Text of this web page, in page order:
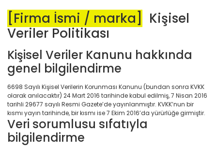
[Firma İsmi / marka]
Kişisel
Veriler Politikası
Kişisel Veriler Kanunu hakkında
genel bilgilendirme
6698 Sayılı Kişisel Verilerin Korunması Kanunu (bundan sonra KVKK
olarak anılacaktır) 24 Mart 2016 tarihinde kabul edilmiş, 7 Nisan 2016
tarihli 29677 sayılı Resmi Gazete’de yayınlanmıştır. KVKK’nun bir
kısmı yayın tarihinde, bir kısmı ise 7 Ekim 2016’da yürürlüğe girmiştir.
Veri sorumlusu sıfatıyla
bilgilendirme